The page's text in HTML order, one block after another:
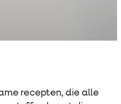
recepten, die alle